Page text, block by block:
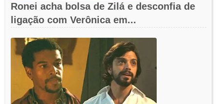
Ronei acha bolsa de Zilá e desconfia de
ligação com Verônica em...